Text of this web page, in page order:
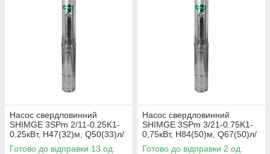
Насос свердловинний
SHIMGE 3SPm 2/11-0.25K1-
0,25кВт, Н47(32)м, Q50(33)л/
хв, Ø78мм, кабель 18м
Готово до відправки 13 од.
Насос свердловинний
SHIMGE 3SPm 3/21-0.75K1-
0,75кВт, Н84(50)м, Q67(50)л/
хв, Ø78мм, кабель 40м
Готово до відправки 2 од.